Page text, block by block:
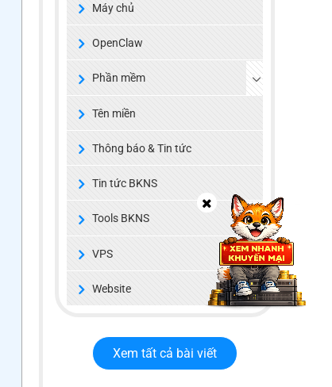
Máy chủ
OpenClaw
Phần mềm
Tên miền
Thông báo & Tin tức
Tin tức BKNS
Tools BKNS
VPS
Website
Xem tất cả bài viết